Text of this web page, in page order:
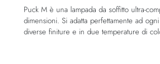
di
immagini
Puck M è una lampada da soffitto ultra-
dimensioni. Si adatta perfettamente ad
diverse finiture e in due temperature di